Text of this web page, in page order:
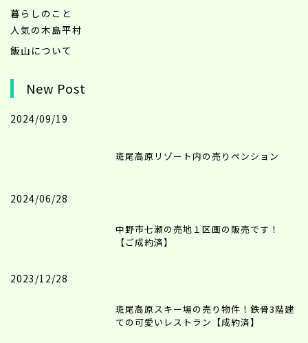
暮らしのこと
人気の木島平村
飯山について
New Post
2024/09/19
斑尾高原リゾート内の売りペンション
2024/06/28
中野市七瀬の売地１区画の販売です！
【ご成約済】
2023/12/28
斑尾高原スキー場の売り物件！鉄骨3階建
ての可愛いレストラン【成約済】